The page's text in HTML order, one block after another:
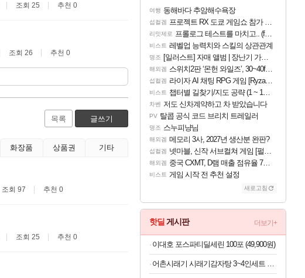
조회 25 추천 0
조회 26 추천 0
목록 글쓰기
화장품 상품권 기타
조회 97 추천 0
조회 25 추천 0
여행 동해바다 추암해수욕장
섭컬겜 프로젝트 RX 도쿄 게임쇼 참가 결정
리밋제로 프롤로그 테스트를 마치고.. (feat. 리아)
비스트 레벨업 능력치와 스킬의 상관관계
명조 [일러스트] 자매 앨범 | 장난기 가득한 오후의 공원 (리메이크판)
해외겜 스위치2판 ‘몬헌 와일즈’, 30~40fps 목표 추정
섭컬겜 라이자 AI 채팅 RPG 게임 [RyzaChat: AI] 공개
비스트 챕터별 길찾기/지도 공략 (1 ~ 12장)
차벤 저도 신차계약하고 차 받았습니다
PV 탈콥 공식 코드 브리치 트레일러
명조 스누피냥님
해외겜 메모리 3사, 2027년 생산분 완판?
섭컬겜 넷마블, 신작 서브컬쳐 게임 [펄 인 블루] 티저 사이트 오픈
해외겜 중국 CXMT, D램 매출 점유율 7%…글로벌 4위로 부상
비스트 게임 시작 전 추천 설정
새로고침
핫딜 게시판 더보기+
이대호 포스파티딜세린 100포 (49,900원)
어촌시래기 시래기감자탕 3~4인세트 3.2kg내외 (라면사리 서비스)